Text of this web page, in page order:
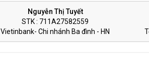
Nguyễn Thị Tuyết
STK : 711A27582559
Vietinbank- Chi nhánh Ba đình - HN